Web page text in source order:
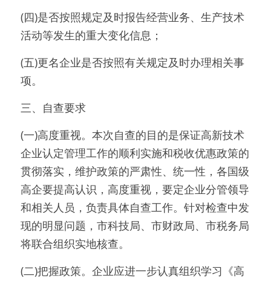
(四)是否按照规定及时报告经营业务、生产技术
活动等发生的重大变化信息；
(五)更名企业是否按照有关规定及时办理相关事
项。
三、自查要求
(一)高度重视。本次自查的目的是保证高新技术
企业认定管理工作的顺利实施和税收优惠政策的
贯彻落实，维护政策的严肃性、统一性，各国级
高企要提高认识，高度重视，要定企业分管领导
和相关人员，负责具体自查工作。针对检查中发
现的明显问题，市科技局、市财政局、市税务局
将联合组织实地核查。
(二)把握政策。企业应进一步认真组织学习《高